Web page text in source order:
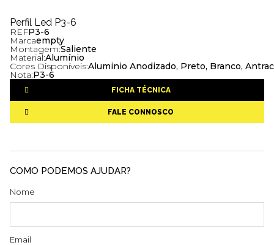
Perfil Led P3-6
REFP3-6
Marcaempty
Montagem:Saliente
Material:Alumínio
Cores Disponíveis:Aluminio Anodizado, Preto, Branco,
Nota:P3-6
FICHA TÉCNICA
FALE CONNOSCO
COMO PODEMOS AJUDAR?
Nome
Email